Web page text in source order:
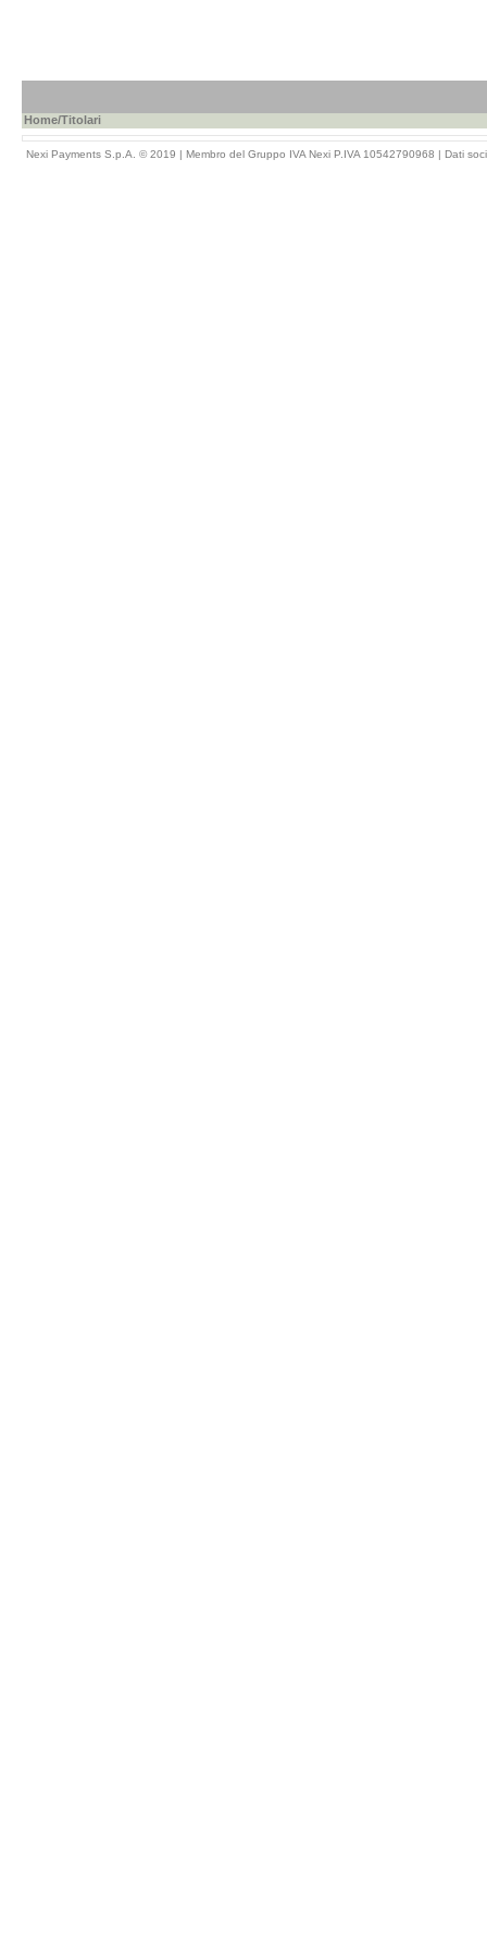
Home/Titolari
Nexi Payments S.p.A. © 2019 | Membro del Gruppo IVA Nexi P.IVA 10542790968 | Dati